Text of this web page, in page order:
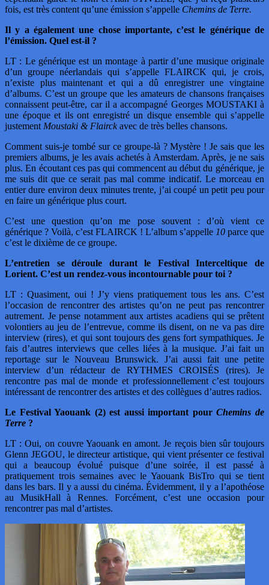
fois, est très content qu’une émission s’appelle Chemins de Terre.
Il y a également une chose importante, c’est le générique de
l’émission. Quel est-il ?
LT : Le générique est un montage à partir d’une musique originale
d’un groupe néerlandais qui s’appelle FLAIRCK qui, je crois,
n’existe plus maintenant et qui a dû enregistrer une vingtaine
d’albums. C’est un groupe que les amateurs de chansons françaises
connaissent peut-être, car il a accompagné Georges MOUSTAKI à
une époque et ils ont enregistré un disque ensemble qui s’appelle
justement Moustaki & Flairckavec de très belles chansons.
Comment suis-je tombé sur ce groupe-là ? Mystère ! Je sais que les
premiers albums, je les avais achetés à Amsterdam. Après, je ne sais
plus. En écoutant ces pas qui commencent au début du générique, je
me suis dit que ce serait pas mal comme indicatif. Le morceau en
entier dure environ deux minutes trente, j’ai coupé un petit peu pour
en faire un générique plus court.
C’est une question qu’on me pose souvent : d’où vient ce
générique ? Voilà, c’est FLAIRCK ! L’album s’appelle 10 parce que
c’est le dixième de ce groupe.
L’entretien se déroule durant le Festival Interceltique de
Lorient. C’est un rendez-vous incontournable pour toi ?
LT : Quasiment, oui ! J’y viens pratiquement tous les ans. C’est
l’occasion de rencontrer des artistes qu’on ne peut pas rencontrer
autrement. Je pense notamment aux artistes acadiens qui se prêtent
volontiers au jeu de l’entrevue, comme ils disent, on ne va pas dire
interview (rires), et qui sont toujours des gens fort sympathiques. Je
fais d’autres interviews que celles liées à la musique. J’ai fait un
reportage sur le Nouveau Brunswick. J’ai aussi fait une petite
interview d’un rédacteur de RYTHMES CROISÉS (rires). Je
rencontre pas mal de monde et professionnellement c’est toujours
intéressant de rencontrer des artistes et des collègues d’autres radios.
Le Festival Yaouank (2) est aussi important pourChemins de
Terre ?
LT : Oui, on couvre Yaouank en amont. Je reçois bien sûr toujours
Glenn JEGOU, le directeur artistique, qui vient présenter ce festival
qui a beaucoup évolué puisque d’une soirée, il est passé à
pratiquement trois semaines avec le Yaouank BisTro qui se tient
dans les bars. Il y a aussi du cinéma. Évidemment, il y a l’apothéose
au MusikHall à Rennes. Forcément, c’est une occasion pour
rencontrer pas mal d’artistes.